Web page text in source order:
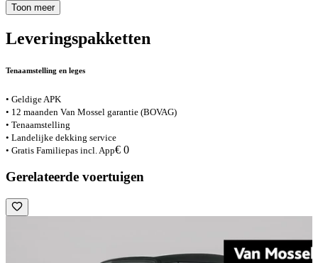
Toon meer
Leveringspakketten
Tenaamstelling en leges
• Geldige APK
• 12 maanden Van Mossel garantie (BOVAG)
• Tenaamstelling
• Landelijke dekking service
• Gratis Familiepas incl. App€ 0
Gerelateerde voertuigen